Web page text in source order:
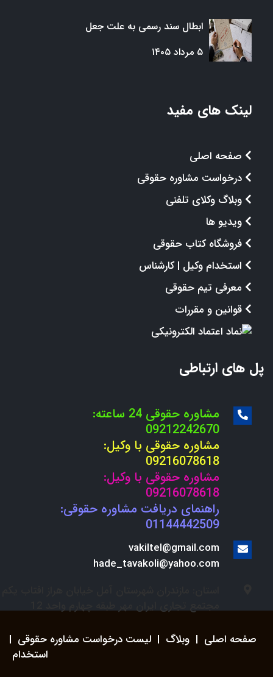
ابطال سند رسمی به علت جعل
۵ مرداد ۱۴۰۵
لینک های مفید
صفحه اصلی
درخواست مشاوره حقوقی
وبلاگ وکلای تلفنی
ویدیو ها
فروشگاه کتاب حقوقی
استخدام وکیل | کارشناس
معرفی تیم حقوقی
قوانین و مقررات
پل های ارتباطی
مشاوره حقوقی 24 ساعته:
09212242670
مشاوره حقوقی با وکیل:
09216078618
مشاوره حقوقی با وکیل:
09216078618
راهنمای دریافت مشاوره حقوقی:
01144442509
vakiltel@gmail.com
hade_tavakoli@yahoo.com
صفحه اصلی | وبلاگ | لیست درخواست مشاوره حقوقی |
استخدام